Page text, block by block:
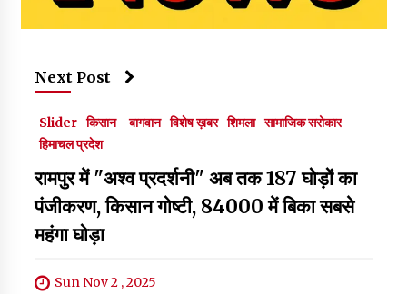
Next Post
Slider किसान - बागवान विशेष ख़बर शिमला सामाजिक सरोकार
हिमाचल प्रदेश
रामपुर में "अश्व प्रदर्शनी" अब तक 187 घोड़ों का
पंजीकरण, किसान गोष्टी, 84000 में बिका सबसे
महंगा घोड़ा
Sun Nov 2 , 2025